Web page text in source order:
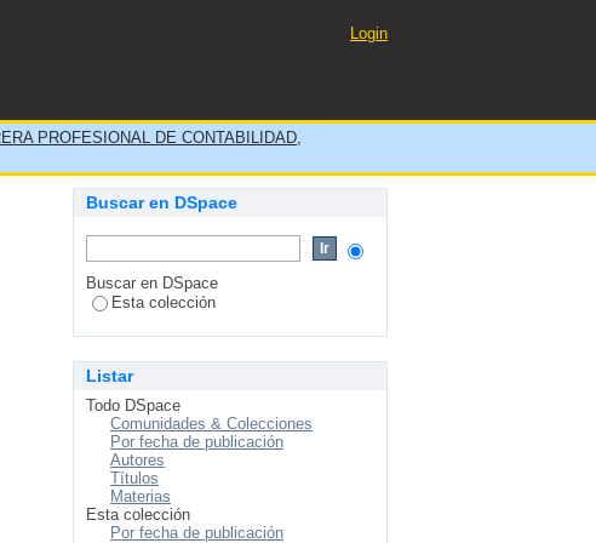
Login
PROFESIONAL DE CONTABILIDAD,
Buscar en DSpace
Buscar en DSpace
Esta colección
Listar
Todo DSpace
Comunidades & Colecciones
Por fecha de publicación
Autores
Títulos
Materias
Esta colección
Por fecha de publicación